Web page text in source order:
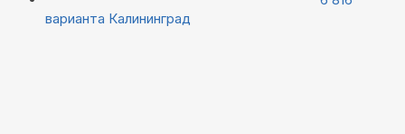
варианта Калининград